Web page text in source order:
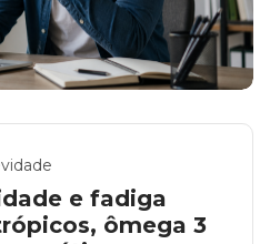
e fadiga
ômega 3